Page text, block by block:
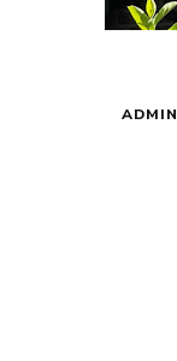
ADMIN